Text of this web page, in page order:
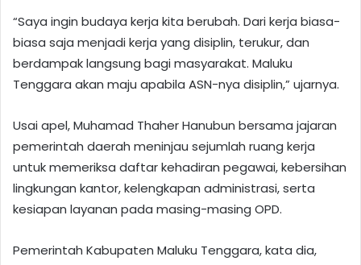
“Saya ingin budaya kerja kita berubah. Dari kerja biasa-
biasa saja menjadi kerja yang disiplin, terukur, dan
berdampak langsung bagi masyarakat. Maluku
Tenggara akan maju apabila ASN-nya disiplin,” ujarnya.
Usai apel, Muhamad Thaher Hanubun bersama jajaran
pemerintah daerah meninjau sejumlah ruang kerja
untuk memeriksa daftar kehadiran pegawai, kebersihan
lingkungan kantor, kelengkapan administrasi, serta
kesiapan layanan pada masing-masing OPD.
Pemerintah Kabupaten Maluku Tenggara, kata dia,